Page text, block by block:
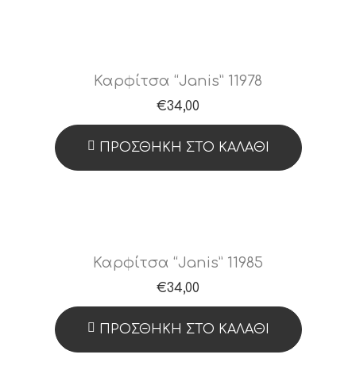
Καρφίτσα “Janis” 11978
€34,00
ΠΡΟΣΘΉΚΗ ΣΤΟ ΚΑΛΆΘΙ
Καρφίτσα “Janis” 11985
€34,00
ΠΡΟΣΘΉΚΗ ΣΤΟ ΚΑΛΆΘΙ